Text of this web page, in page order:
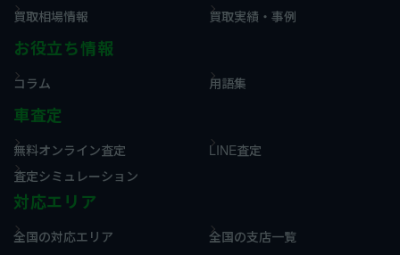
買取相場情報
買取実績・事例
お役立ち情報
コラム 用語集
車査定
無料オンライン査定
LINE査定
査定シミュレーション
対応エリア
全国の対応エリア 全国の支店一覧